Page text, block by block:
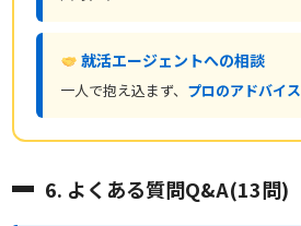
就活エージェントへの相談
一人で抱え込まず、 プロのアドバイス
6. よくある質問Q&A(13問)